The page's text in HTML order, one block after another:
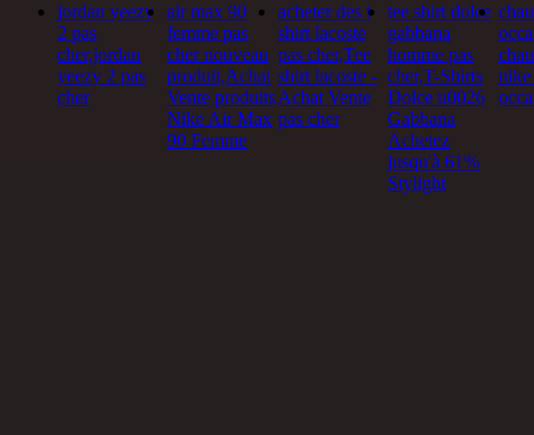
jordan yeezy
2 pas
cher,jordan
yeezy 2 pas
cher
air max 90
femme pas
cher nouveau
produit,Achat
Vente produits
Nike Air Max
90 Femme
acheter des t
shirt lacoste
pas cher,Tee
shirt lacoste -
Achat Vente
pas cher
tee shirt dolce
gabbana
homme pas
cher,T-Shirts
Dolce u0026
Gabbana
Achetez
jusqu'à 61%
Stylight
nike